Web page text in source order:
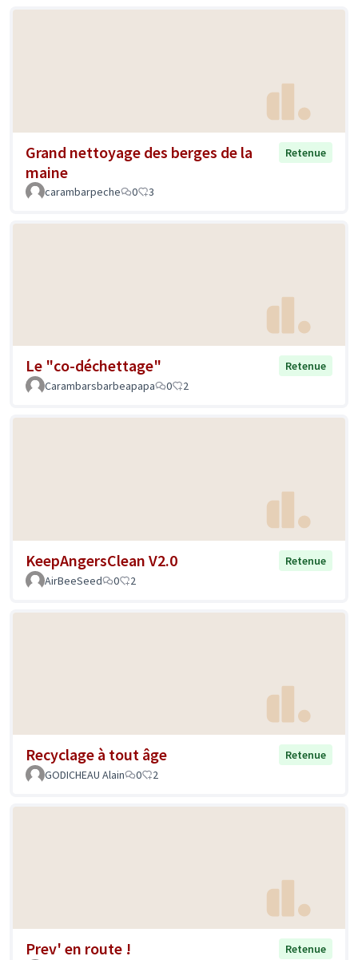
Grand nettoyage des berges de la
maine
Retenue
carambarpeche 0 3
Le "co-déchettage"
Retenue
Carambarsbarbeapapa
0 2
KeepAngersClean V2.0
Retenue
AirBeeSeed
0 2
Recyclage à tout âge
Retenue
GODICHEAU Alain
0 2
Prev' en route !
Retenue